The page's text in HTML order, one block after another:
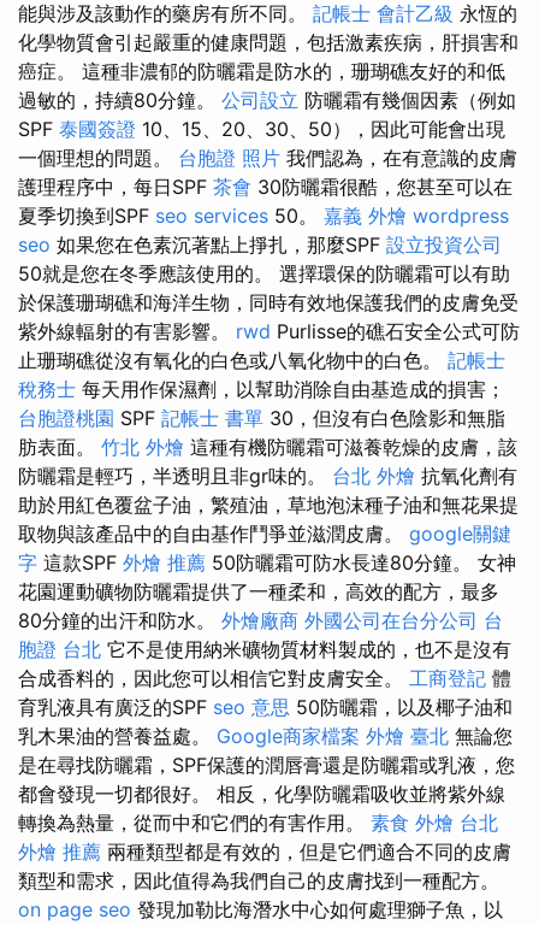
能與涉及該動作的藥房有所不同。 記帳士 會計乙級 永恆的
化學物質會引起嚴重的健康問題，包括激素疾病，肝損害和
癌症。 這種非濃郁的防曬霜是防水的，珊瑚礁友好的和低
過敏的，持續80分鐘。 公司設立 防曬霜有幾個因素（例如
SPF 泰國簽證 10、15、20、30、50），因此可能會出現
一個理想的問題。 台胞證 照片 我們認為，在有意識的皮膚
護理程序中，每日SPF 茶會 30防曬霜很酷，您甚至可以在
夏季切換到SPF seo services 50。 嘉義 外燴 wordpress
seo 如果您在色素沉著點上掙扎，那麼SPF 設立投資公司
50就是您在冬季應該使用的。 選擇環保的防曬霜可以有助
於保護珊瑚礁和海洋生物，同時有效地保護我們的皮膚免受
紫外線輻射的有害影響。 rwd Purlisse的礁石安全公式可防
止珊瑚礁從沒有氧化的白色或八氧化物中的白色。 記帳士
稅務士 每天用作保濕劑，以幫助消除自由基造成的損害；
台胞證桃園 SPF 記帳士 書單 30，但沒有白色陰影和無脂
肪表面。 竹北 外燴 這種有機防曬霜可滋養乾燥的皮膚，該
防曬霜是輕巧，半透明且非gr味的。 台北 外燴 抗氧化劑有
助於用紅色覆盆子油，繁殖油，草地泡沫種子油和無花果提
取物與該產品中的自由基作鬥爭並滋潤皮膚。 google關鍵
字 這款SPF 外燴 推薦 50防曬霜可防水長達80分鐘。 女神
花園運動礦物防曬霜提供了一種柔和，高效的配方，最多
80分鐘的出汗和防水。 外燴廠商 外國公司在台分公司 台
胞證 台北 它不是使用納米礦物質材料製成的，也不是沒有
合成香料的，因此您可以相信它對皮膚安全。 工商登記 體
育乳液具有廣泛的SPF seo 意思 50防曬霜，以及椰子油和
乳木果油的營養益處。 Google商家檔案 外燴 臺北 無論您
是在尋找防曬霜，SPF保護的潤唇膏還是防曬霜或乳液，您
都會發現一切都很好。 相反，化學防曬霜吸收並將紫外線
轉換為熱量，從而中和它們的有害作用。 素食 外燴 台北
外燴 推薦 兩種類型都是有效的，但是它們適合不同的皮膚
類型和需求，因此值得為我們自己的皮膚找到一種配方。
on page seo 發現加勒比海潛水中心如何處理獅子魚，以